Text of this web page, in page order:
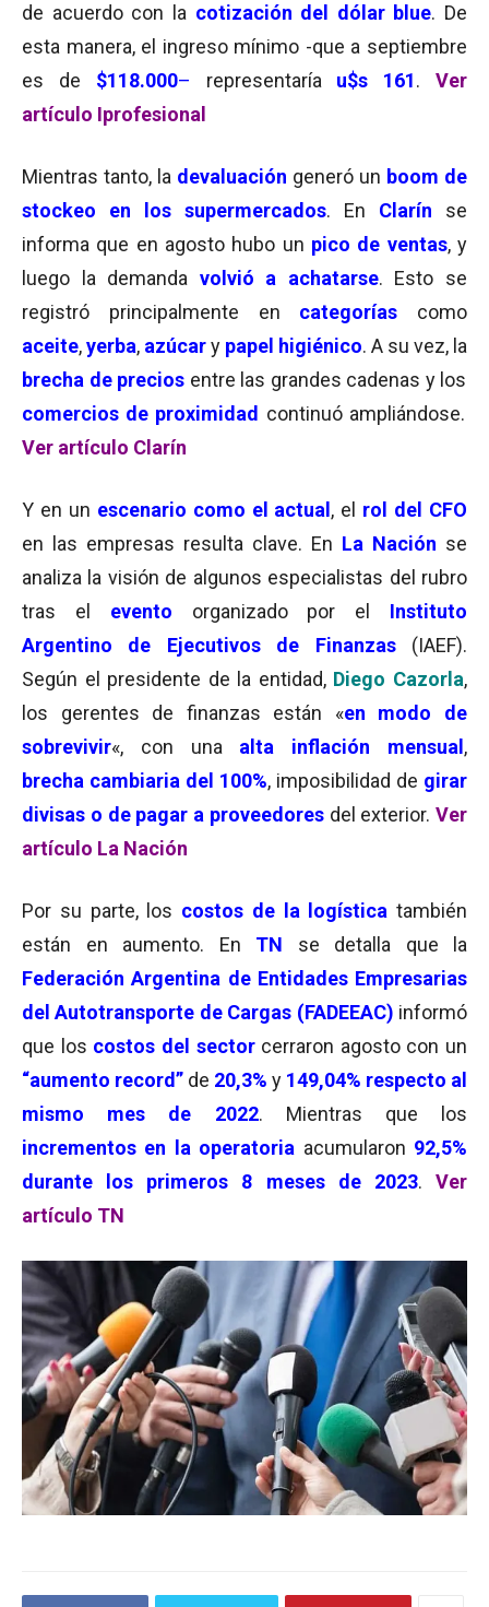
de acuerdo con la cotización del dólar blue. De
esta manera, el ingreso mínimo -que a septiembre
es de $118.000– representaría u$s 161.Ver
artículo Iprofesional
Mientras tanto, la devaluación generó un boom de
stockeo en los supermercados. En Clarín se
informa que en agosto hubo un pico de ventas, y
luego la demanda volvió a achatarse. Esto se
registró principalmente en categorías como
aceite,yerba, azúcary papel higiénico. A su vez, la
brecha de precios entre las grandes cadenas y los
comercios de proximidad continuó ampliándose.
Ver artículo Clarín
Y en un escenario como el actual , el rol del CFO
en las empresas resulta clave. En La Nación se
analiza la visión de algunos especialistas del rubro
tras el evento organizado por el Instituto
Argentino de Ejecutivos de Finanzas(IAEF).
Según el presidente de la entidad, Diego Cazorla,
los gerentes de finanzas están «en modo de
sobrevivir«, con una alta inflación mensual ,
brecha cambiaria del 100%, imposibilidad de girar
divisas o de pagar a proveedores del exterior. Ver
artículo La Nación
Por su parte, los costos de la logística también
están en aumento. En TN se detalla que la
Federación Argentina de Entidades Empresarias
del Autotransporte de Cargas (FADEEAC) informó
que los costos del sectorcerraron agosto con un
“aumento record” de 20,3% y 149,04% respecto al
mismo mes de 2022. Mientras que los
incrementos en la operatoria acumularon 92,5%
durante los primeros 8 meses de 2023.Ver
artículo TN